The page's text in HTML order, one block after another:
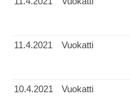
11.4.2021
Vuokatti
10.4.2021
Vuokatti